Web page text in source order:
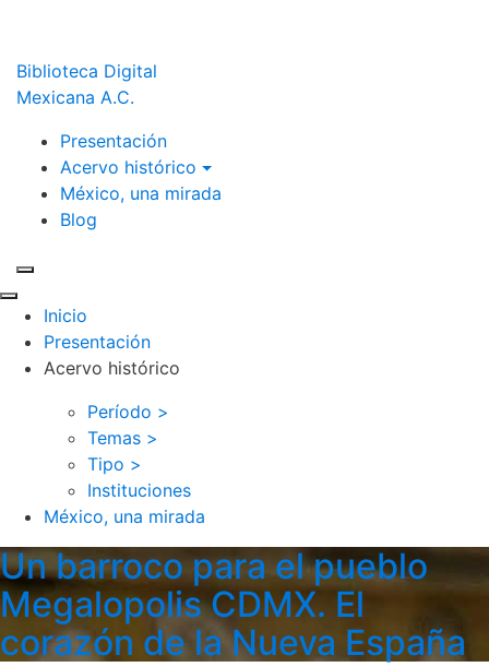
Biblioteca Digital
Mexicana A.C.
Presentación
Acervo histórico
México, una mirada
Blog
Inicio
Presentación
Acervo histórico
Período >
Temas >
Tipo >
Instituciones
México, una mirada
Un barroco para el pueblo
Megalopolis CDMX. El
corazón de la Nueva España